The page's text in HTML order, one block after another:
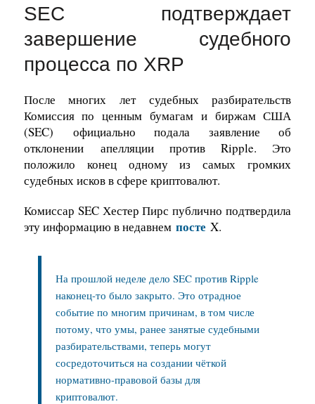
SEC подтверждает
завершение судебного
процесса по XRP
После многих лет судебных разбирательств
Комиссия по ценным бумагам и биржам США
(SEC) официально подала заявление об
отклонении апелляции против Ripple. Это
положило конец одному из самых громких
судебных исков в сфере криптовалют.
Комиссар SEC Хестер Пирс публично подтвердила
эту информацию в недавнем посте X.
На прошлой неделе дело SEC против Ripple
наконец-то было закрыто. Это отрадное
событие по многим причинам, в том числе
потому, что умы, ранее занятые судебными
разбирательствами, теперь могут
сосредоточиться на создании чёткой
нормативно-правовой базы для
криптовалют.